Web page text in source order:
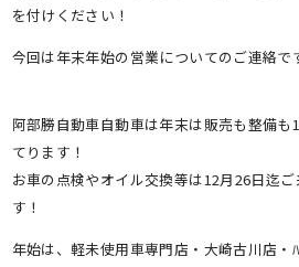
を付けください！
今回は年末年始の営業についてのご連絡で
阿部勝自動車自動車は年末は販売も整備も
てります！
お車の点検やオイル交換等は12月26日迄
す！
年始は、軽未使用車専門店・大崎古川店・ﾊ